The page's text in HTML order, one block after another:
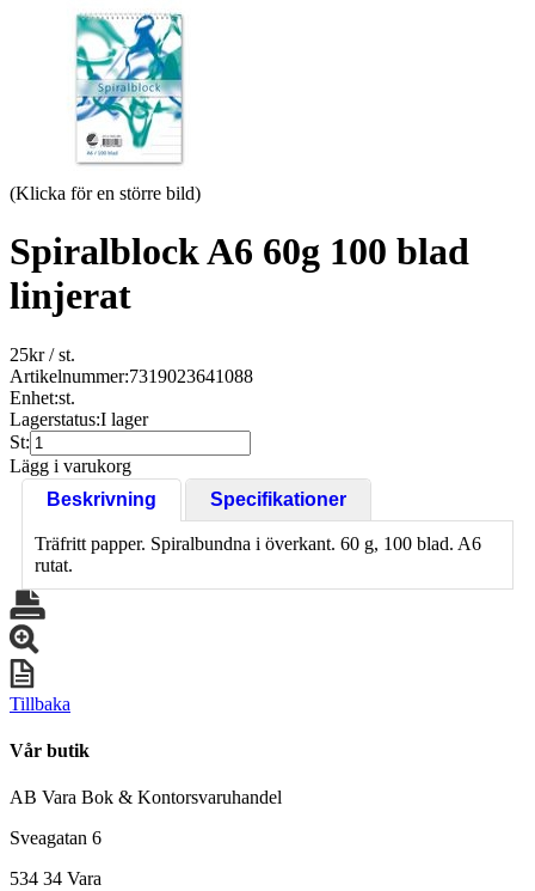
(Klicka för en större bild)
Spiralblock A6 60g 100 blad
linjerat
25kr/ st.
Artikelnummer:7319023641088
Enhet:st.
Lagerstatus:I lager
St:
Lägg i varukorg
Beskrivning
Specifikationer
Träfritt papper. Spiralbundna i överkant. 60 g, 100 blad. A6
rutat.
Tillbaka
Vår butik
AB Vara Bok & Kontorsvaruhandel
Sveagatan 6
534 34 Vara